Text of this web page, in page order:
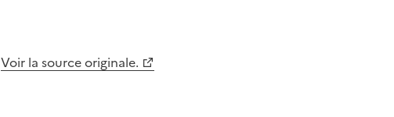
Voir la source originale.